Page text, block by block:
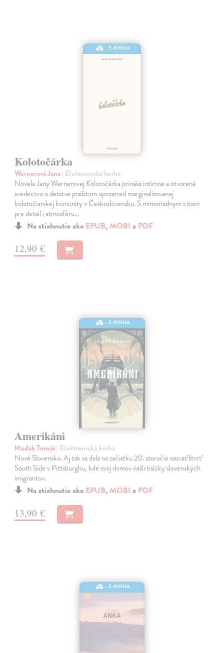
E-KNIHA
Kolotočárka
Wernerová Jana| Elektronická kniha
Novela Jany Wernerovej Kolotočárka prináša intímne a otvorené
svedectvo o detstve prežitom uprostred marginalizovanej
kolotočiarskej komunity v Československu. S mimoriadnym citom
pre detail i atmosféru…
Na stiahnutie ako EPUB, MOBI a PDF
12,90 €
E-KNIHA
Amerikáni
Hudák Tomáš| Elektronická kniha
Nové Slovensko. Aj tak sa dala na začiatku 20. storočia nazvať štvrť
South Side v Pittsburghu, kde svoj domov našli tisícky slovenských
imigrantov.
Na stiahnutie ako EPUB, MOBI a PDF
13,90 €
E-KNIHA